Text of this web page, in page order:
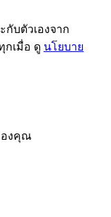
บตัวเองจาก
กเมื่อ ดู นโยบาย
องคุณ